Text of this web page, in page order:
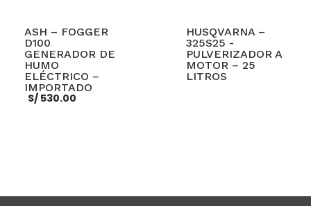
ASH – FOGGER
D100
GENERADOR DE
HUMO
ELÉCTRICO –
IMPORTADO
S/ 530.00
HUSQVARNA –
325S25 -
PULVERIZADOR A
MOTOR – 25
LITROS